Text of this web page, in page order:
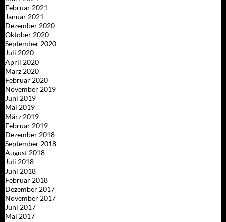
Februar 2021
Januar 2021
Dezember 2020
Oktober 2020
September 2020
Juli 2020
April 2020
März 2020
Februar 2020
November 2019
Juni 2019
Mai 2019
März 2019
Februar 2019
Dezember 2018
September 2018
August 2018
Juli 2018
Juni 2018
Februar 2018
Dezember 2017
November 2017
Juni 2017
Mai 2017